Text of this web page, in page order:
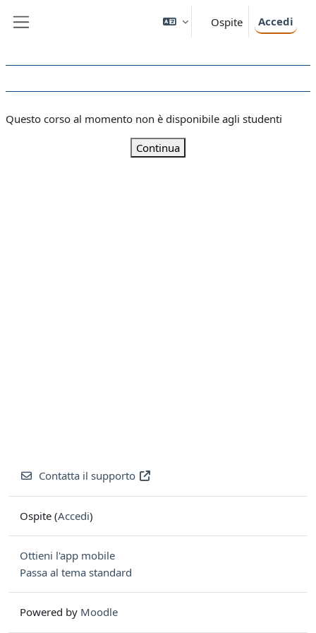
Ospite Accedi
Questo corso al momento non è disponibile agli studenti
Continua
Contatta il supporto
Ospite (Accedi)
Ottieni l'app mobile
Passa al tema standard
Powered by Moodle